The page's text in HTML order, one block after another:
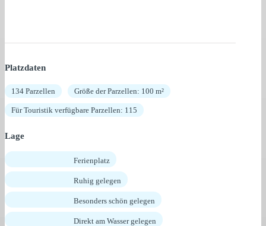
Platzdaten
134 Parzellen Größe der Parzellen: 100 m²
Für Touristik verfügbare Parzellen: 115
Lage
Ferienplatz
Ruhig gelegen
Besonders schön gelegen
Direkt am Wasser gelegen